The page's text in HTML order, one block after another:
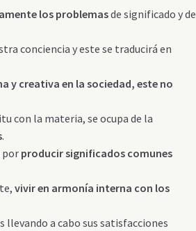
los problemasde significado y de
conciencia y este se traducirá en
y creativa en la sociedad, este no
con la materia, se ocupa de la
.
por producir significados comunes
vivir en armonía interna con los
a cabo sus satisfacciones